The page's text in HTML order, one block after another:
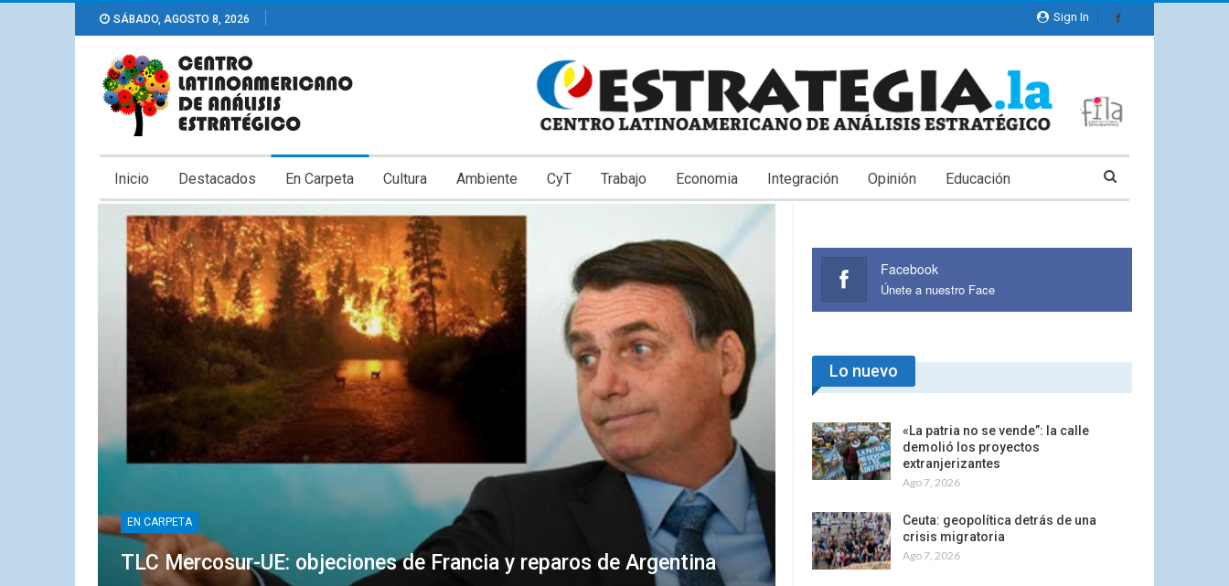
Sign In
SÁBADO, AGOSTO 8, 2026
Inicio Destacados En Carpeta Cultura Ambiente CyT Trabajo Economia Integración Opinión Educación
EN CARPETA
TLC Mercosur-UE: objeciones de Francia y reparos de Argentina
Facebook
Únete a nuestro Face
Lo nuevo
«La patria no se vende”: la calle
demolió los proyectos
extranjerizantes
Ago 7, 2026
Ceuta: geopolítica detrás de una
crisis migratoria
Ago 7, 2026